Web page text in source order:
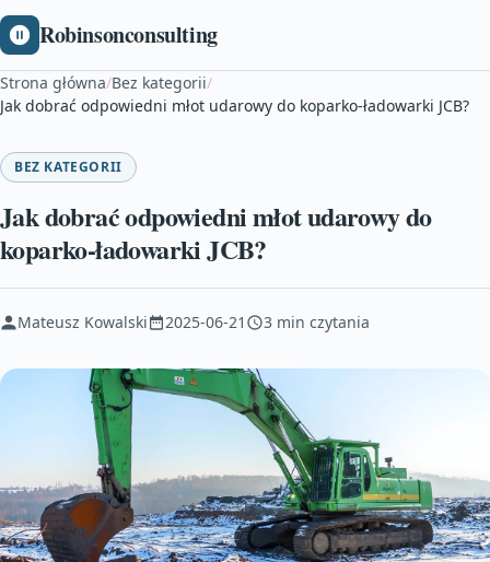
Robinsonconsulting
Strona główna/Bez kategorii/
Jak dobrać odpowiedni młot udarowy do koparko-ładowarki JCB?
BEZ KATEGORII
Jak dobrać odpowiedni młot udarowy do
koparko-ładowarki JCB?
Mateusz Kowalski 2025-06-21 3 min czytania